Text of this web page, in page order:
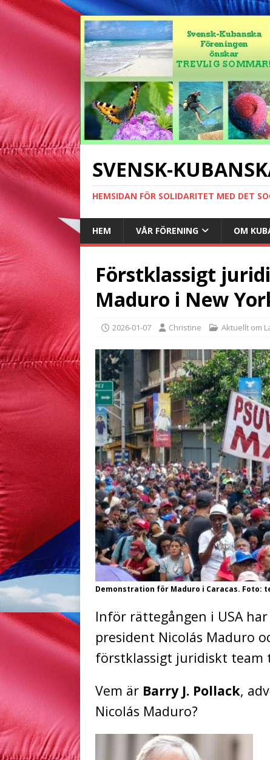
SVENSK-
HEMSIDAN FÖR SOLIDARITET MED DET
HEM VÅR FÖRENING OM
Förstklassigt
Maduro i New
2026-01-07 Christine Aktuellt om
Demonstration för Maduro i Caracas. Foto:
Inför rättegången i USA
president Nicolás Maduro
förstklassigt juridiskt team
Vem är Barry J. Pollack,
Nicolás Maduro?